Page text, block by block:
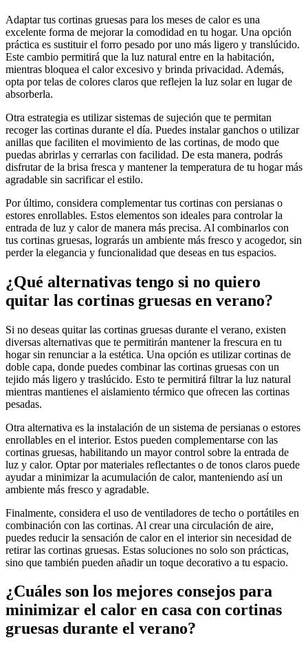
Adaptar tus cortinas gruesas para los meses de calor es una
excelente forma de mejorar la comodidad en tu hogar. Una opción
práctica es sustituir el forro pesado por uno más ligero y translúcido.
Este cambio permitirá que la luz natural entre en la habitación,
mientras bloquea el calor excesivo y brinda privacidad. Además,
opta por telas de colores claros que reflejen la luz solar en lugar de
absorberla.
Otra estrategia es utilizar sistemas de sujeción que te permitan
recoger las cortinas durante el día. Puedes instalar ganchos o utilizar
anillas que faciliten el movimiento de las cortinas, de modo que
puedas abrirlas y cerrarlas con facilidad. De esta manera, podrás
disfrutar de la brisa fresca y mantener la temperatura de tu hogar más
agradable sin sacrificar el estilo.
Por último, considera complementar tus cortinas con persianas o
estores enrollables. Estos elementos son ideales para controlar la
entrada de luz y calor de manera más precisa. Al combinarlos con
tus cortinas gruesas, lograrás un ambiente más fresco y acogedor, sin
perder la elegancia y funcionalidad que deseas en tus espacios.
¿Qué alternativas tengo si no quiero
quitar las cortinas gruesas en verano?
Si no deseas quitar las cortinas gruesas durante el verano, existen
diversas alternativas que te permitirán mantener la frescura en tu
hogar sin renunciar a la estética. Una opción es utilizar cortinas de
doble capa, donde puedes combinar las cortinas gruesas con un
tejido más ligero y traslúcido. Esto te permitirá filtrar la luz natural
mientras mantienes el aislamiento térmico que ofrecen las cortinas
pesadas.
Otra alternativa es la instalación de un sistema de persianas o estores
enrollables en el interior. Estos pueden complementarse con las
cortinas gruesas, habilitando un mayor control sobre la entrada de
luz y calor. Optar por materiales reflectantes o de tonos claros puede
ayudar a minimizar la acumulación de calor, manteniendo así un
ambiente más fresco y agradable.
Finalmente, considera el uso de ventiladores de techo o portátiles en
combinación con las cortinas. Al crear una circulación de aire,
puedes reducir la sensación de calor en el interior sin necesidad de
retirar las cortinas gruesas. Estas soluciones no solo son prácticas,
sino que también pueden añadir un toque decorativo a tu espacio.
¿Cuáles son los mejores consejos para
minimizar el calor en casa con cortinas
gruesas durante el verano?